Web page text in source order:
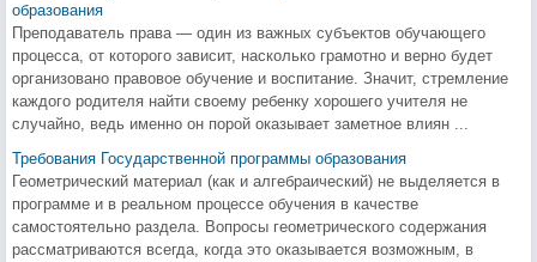
образования
Преподаватель права — один из важных субъектов обучающего
процесса, от которого зависит, насколько грамотно и верно будет
организовано правовое обучение и воспитание. Значит, стремление
каждого родителя найти своему ребенку хорошего учителя не
случайно, ведь именно он порой оказывает заметное влиян ...
Требования Государственной программы образования
Геометрический материал (как и алгебраический) не выделяется в
программе и в реальном процессе обучения в качестве
самостоятельно раздела. Вопросы геометрического содержания
рассматриваются всегда, когда это оказывается возможным, в